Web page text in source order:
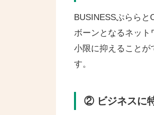
BUSINESSぷらら
ボーンとなるネット
小限に抑えることが
す。
② ビジネスに